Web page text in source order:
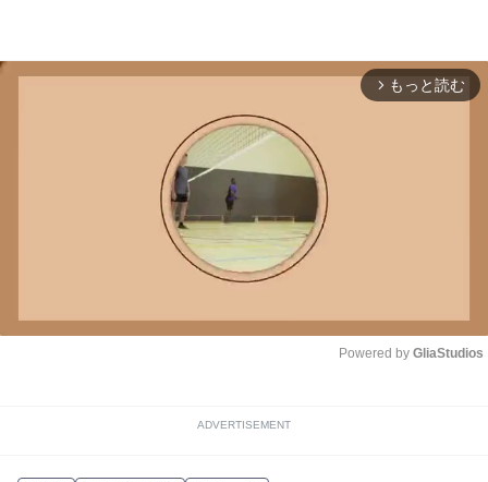
arrow_forward_ios もっと読む
Powered by GliaStudios
ADVERTISEMENT